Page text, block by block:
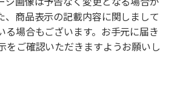
、商品表示の記載内容に関しまして
る場合もございます。お手元に届き
をご確認いただきますようお願いし